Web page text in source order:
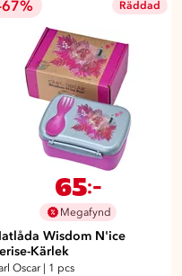
Räddad
65:-
Megafynd
Wisdom N'ice
Kärlek
Oscar 1 pcs